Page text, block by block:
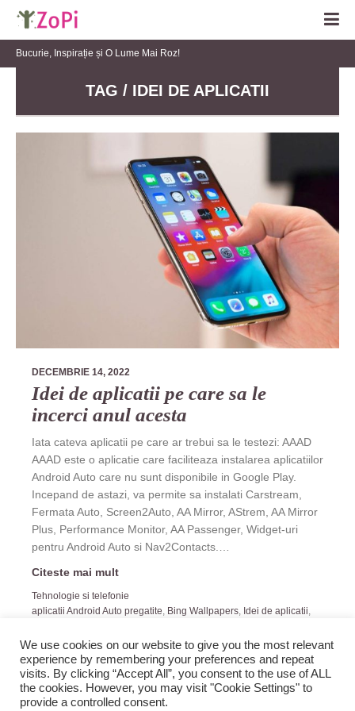
Bucurie, Inspirație și O Lume Mai Roz!
TAG / IDEI DE APLICATII
DECEMBRIE 14, 2022
Idei de aplicatii pe care sa le
incerci anul acesta
Iata cateva aplicatii pe care ar trebui sa le testezi: AAAD
AAAD este o aplicatie care faciliteaza instalarea aplicatiilor
Android Auto care nu sunt disponibile in Google Play.
Incepand de astazi, va permite sa instalati Carstream,
Fermata Auto, Screen2Auto, AA Mirror, AStrem, AA Mirror
Plus, Performance Monitor, AA Passenger, Widget-uri
pentru Android Auto si Nav2Contacts.…
Citeste mai mult
Tehnologie si telefonie
aplicatii Android Auto pregatite, Bing Wallpapers, Idei de aplicatii,
We use cookies on our website to give you the most relevant
experience by remembering your preferences and repeat
visits. By clicking “Accept All”, you consent to the use of ALL
the cookies. However, you may visit "Cookie Settings" to
provide a controlled consent.